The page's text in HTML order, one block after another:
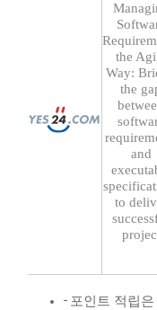
the
Way:
the
and
to
포인트 적립